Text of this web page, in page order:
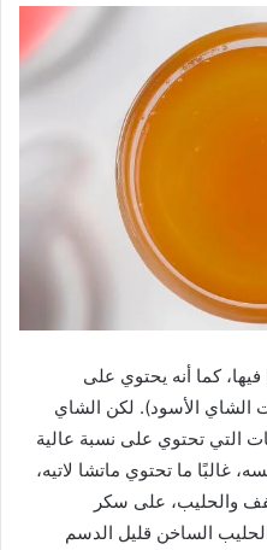
فيها، كما أنه يحتوي على
الشاي الأسود). لكن الشاي
التي تحتوي على نسبة عالية
غالبًا ما تحتوي ماتشا لاتيه،
والحليب، على سكر
الساخن قليل الدسم